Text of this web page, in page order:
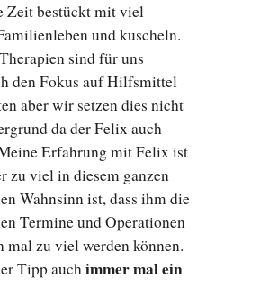
Zeit bestückt mit viel
und kuscheln.
sind für uns
den Fokus auf Hilfsmittel
aber wir setzen dies nicht
da der Felix auch
Erfahrung mit Felix ist
zu viel in diesem ganzen
Wahnsinn ist, dass ihm die
Termine und Operationen
mal zu viel werden können.
Tipp auchimmer mal ein